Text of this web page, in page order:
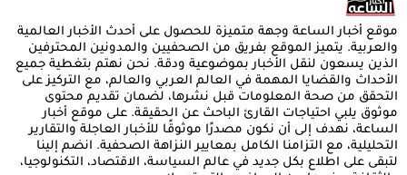
موقع أخبار الساعة وجهة متميزة للحصول على أحدث الأخبار العالمية
والعربية. يتميز الموقع بفريق من الصحفيين والمدونين المحترفين
الذين يسعون لنقل الأخبار بموضوعية ودقة. نحن نهتم بتغطية جميع
الأحداث والقضايا المهمة في العالم العربي والعالم، مع التركيز على
التحقق من صحة المعلومات قبل نشرها، لضمان تقديم محتوى
موثوق يلبي احتياجات القارئ الباحث عن الحقيقة. على موقع أخبار
الساعة، نهدف إلى أن نكون مصدرًا موثوقًا للأخبار العاجلة والتقارير
التحليلية، مع التزامنا الكامل بمعايير النزاهة الصحفية. انضم إلينا
لتبقى على اطلاع بكل جديد في عالم السياسة، الاقتصاد، التكنولوجيا،